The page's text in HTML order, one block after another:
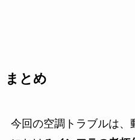
まとめ
今回の空調トラブルは、